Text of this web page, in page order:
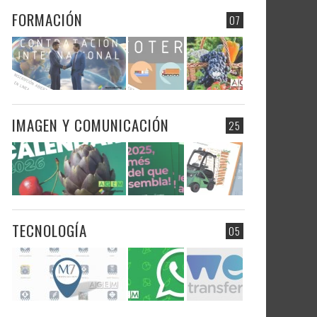
07
FORMACIÓN
25
IMAGEN Y COMUNICACIÓN
05
TECNOLOGÍA